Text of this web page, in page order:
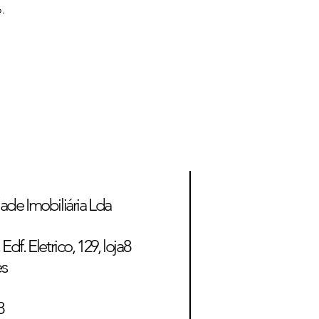
Imobiliária Lda
Eletrico, 129, loja8